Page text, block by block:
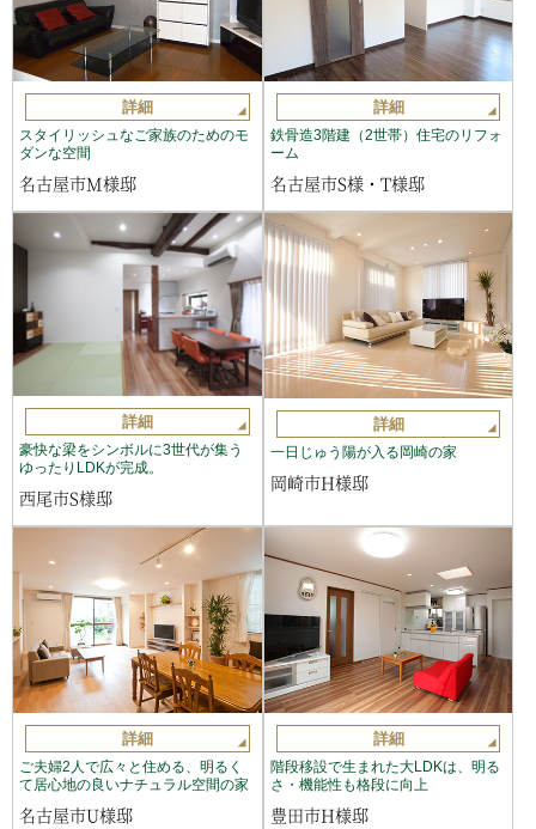
詳細
スタイリッシュなご家族のためのモ
ダンな空間
名古屋市M様邸
詳細
鉄骨造3階建（2世帯）住宅のリフォ
ーム
名古屋市S様・T様邸
詳細
豪快な梁をシンボルに3世代が集う
ゆったりLDKが完成。
西尾市S様邸
詳細
一日じゅう陽が入る岡崎の家
岡崎市H様邸
詳細
ご夫婦2人で広々と住める、明るく
て居心地の良いナチュラル空間の家
名古屋市U様邸
詳細
階段移設で生まれた大LDKは、明る
さ・機能性も格段に向上
豊田市H様邸